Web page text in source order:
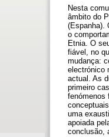
Nesta
âmbito do
(Espanha).
o
Etnia. O
fiável, no
mudança:
electrónico
actual. As
primeiro
fenómenos
uma
apoiada
conclusão,